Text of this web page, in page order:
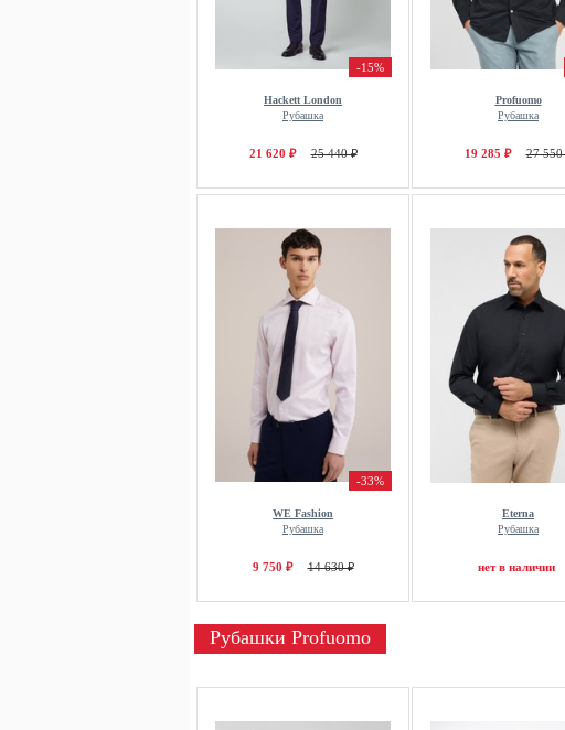
-15%
Hackett London
Рубашка
21 620 ₽ 25 440 ₽
Profuomo
Рубашка
19 285 ₽ 27 550
-33%
WE Fashion
Рубашка
9 750 ₽ 14 630 ₽
Eterna
Рубашка
нет в наличии
Рубашки Profuomo